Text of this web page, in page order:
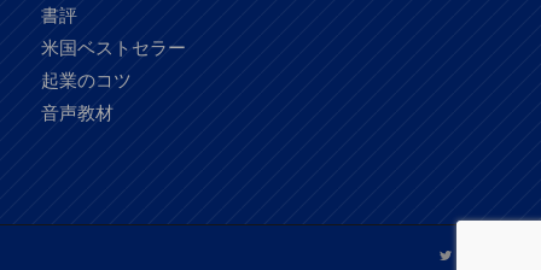
書評
米国ベストセラー
起業のコツ
音声教材